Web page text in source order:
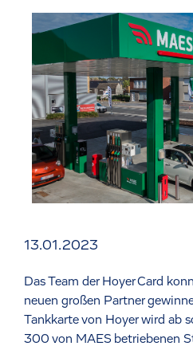
13.01.2023
Das Team der Hoyer Card
neuen großen Partner
Tankkarte von Hoyer wird ab
300 von MAES betriebenen